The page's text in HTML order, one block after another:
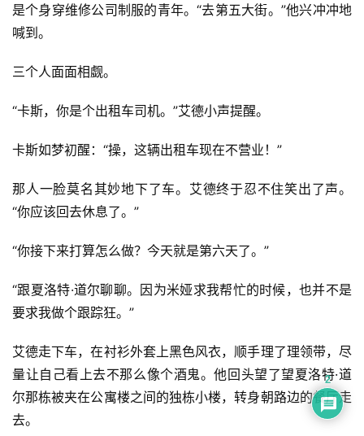
是个身穿维修公司制服的青年。“去第五大街。”他兴冲冲地
喊到。
三个人面面相觑。
“卡斯，你是个出租车司机。”艾德小声提醒。
卡斯如梦初醒：“操，这辆出租车现在不营业！”
那人一脸莫名其妙地下了车。艾德终于忍不住笑出了声。
“你应该回去休息了。”
“你接下来打算怎么做？今天就是第六天了。”
“跟夏洛特·道尔聊聊。因为米娅求我帮忙的时候，也并不是
要求我做个跟踪狂。”
艾德走下车，在衬衫外套上黑色风衣，顺手理了理领带，尽
量让自己看上去不那么像个酒鬼。他回头望了望夏洛特·道
尔那栋被夹在公寓楼之间的独栋小楼，转身朝路边的餐厅走
去。
2